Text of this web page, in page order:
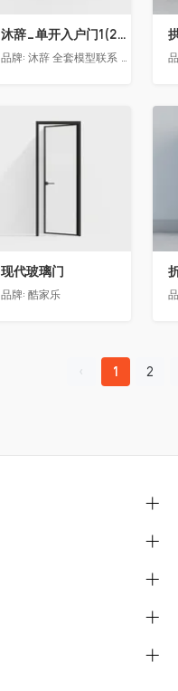
沐辞_单开入户门1(2021)
品牌: 沐辞 全套模型联系 Vx:Muci0003
收藏
现代玻璃门
品牌: 酷家乐
1 2